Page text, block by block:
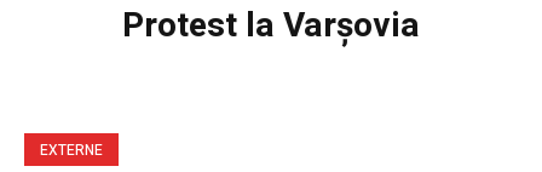
Protest la Varşovia
EXTERNE